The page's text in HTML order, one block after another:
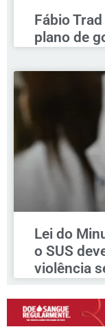
Fábio
plano de
Lei do
o SUS
violência